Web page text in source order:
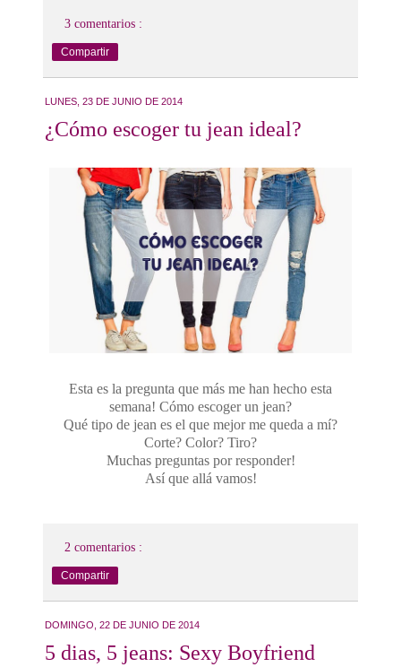
3 comentarios :
Compartir
LUNES, 23 DE JUNIO DE 2014
¿Cómo escoger tu jean ideal?
Esta es la pregunta que más me han hecho esta
semana! Cómo escoger un jean?
Qué tipo de jean es el que mejor me queda a mí?
Corte? Color? Tiro?
Muchas preguntas por responder!
Así que allá vamos!
2 comentarios :
Compartir
DOMINGO, 22 DE JUNIO DE 2014
5 dias, 5 jeans: Sexy Boyfriend